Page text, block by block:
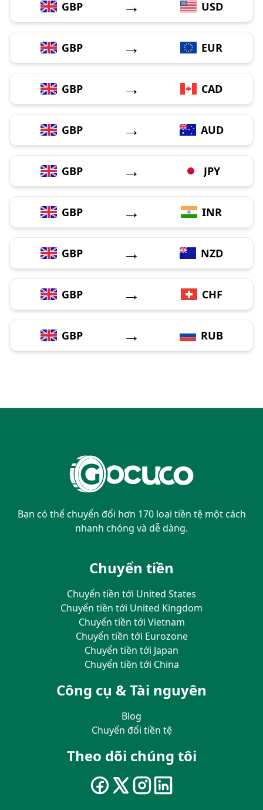
GBP → USD
GBP → EUR
GBP → CAD
GBP → AUD
GBP → JPY
GBP → INR
GBP → NZD
GBP → CHF
GBP → RUB
Bạn có thể chuyển đổi hơn 170 loại tiền tệ một cách
nhanh chóng và dễ dàng.
Chuyển tiền
Chuyển tiền tới United States
Chuyển tiền tới United Kingdom
Chuyển tiền tới Vietnam
Chuyển tiền tới Eurozone
Chuyển tiền tới Japan
Chuyển tiền tới China
Công cụ & Tài nguyên
Blog
Chuyển đổi tiền tệ
Theo dõi chúng tôi